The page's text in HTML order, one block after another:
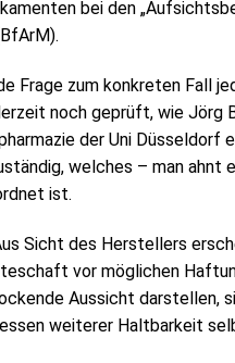
bei den
Frage zum konkreten Fall
noch geprüft, wie
der Uni Düsseldorf
welches – man ahnt
ist.
Sicht des Herstellers
vor möglichen
Aussicht darstellen,
weiterer Haltbarkeit